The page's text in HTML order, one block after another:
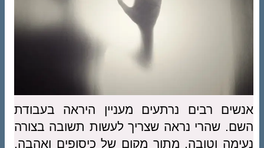
אנשים רבים נרתעים מעניין היראה בעבודת
השם. שהרי נראה שצריך לעשות תשובה בצורה
נעימה וטובה, מתוך מקום של כיסופים ואהבה,